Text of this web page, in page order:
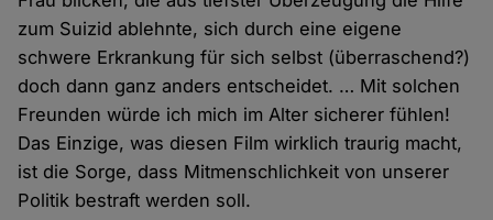
zum Suizid ablehnte, sich durch eine eigene
schwere Erkrankung für sich selbst (überraschend?)
doch dann ganz anders entscheidet. … Mit solchen
Freunden würde ich mich im Alter sicherer fühlen!
Das Einzige, was diesen Film wirklich traurig macht,
ist die Sorge, dass Mitmenschlichkeit von unserer
Politik bestraft werden soll.